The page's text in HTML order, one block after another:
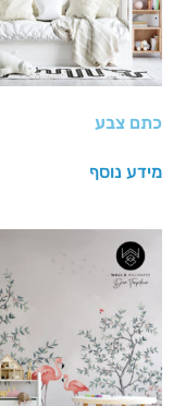
כתם צבע
מידע נוסף